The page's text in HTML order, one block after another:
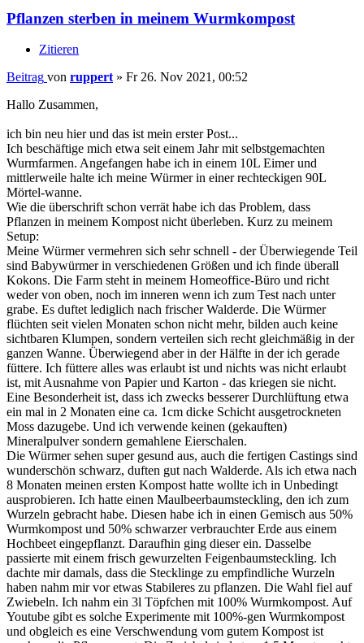
Pflanzen sterben in meinem Wurmkompost
Zitieren
Beitrag von ruppert» Fr 26. Nov 2021, 00:52
Hallo Zusammen,
ich bin neu hier und das ist mein erster Post...
Ich beschäftige mich etwa seit einem Jahr mit selbstgemachten
Wurmfarmen. Angefangen habe ich in einem 10L Eimer und
mittlerweile halte ich meine Würmer in einer rechteckigen 90L
Mörtel-wanne.
Wie die überschrift schon verrät habe ich das Problem, dass
Pflanzen in meinem Kompost nicht überleben. Kurz zu meinem
Setup:
Meine Würmer vermehren sich sehr schnell - der Überwiegende Teil
sind Babywürmer in verschiedenen Größen und ich finde überall
Kokons. Die Farm steht in meinem Homeoffice-Büro und richt
weder von oben, noch im inneren wenn ich zum Test nach unter
grabe. Es duftet lediglich nach frischer Walderde. Die Würmer
flüchten seit vielen Monaten schon nicht mehr, bilden auch keine
sichtbaren Klumpen, sondern verteilen sich recht gleichmäßig in der
ganzen Wanne. Überwiegend aber in der Hälfte in der ich gerade
füttere. Ich füttere alles was erlaubt ist und nichts was nicht erlaubt
ist, mit Ausnahme von Papier und Karton - das kriegen sie nicht.
Eine Besonderheit ist, dass ich zwecks besserer Durchlüftung etwa
ein mal in 2 Monaten eine ca. 1cm dicke Schicht ausgetrockneten
Moss dazugebe. Und ich verwende keinen (gekauften)
Mineralpulver sondern gemahlene Eierschalen.
Die Würmer sehen super gesund aus, auch die fertigen Castings sind
wunderschön schwarz, duften gut nach Walderde. Als ich etwa nach
8 Monaten meinen ersten Kompost hatte wollte ich in Unbedingt
ausprobieren. Ich hatte einen Maulbeerbaumsteckling, den ich zum
Wurzeln gebracht habe. Diesen habe ich in einen Gemisch aus 50%
Wurmkompost und 50% schwarzer verbrauchter Erde aus einem
Hochbeet eingepflanzt. Daraufhin ging dieser ein. Dasselbe
passierte mit einem frisch gewurzelten Feigenbaumsteckling. Ich
dachte mir damals, dass die Stecklinge zu empfindliche Wurzeln
haben nahm mir vor etwas Stabileres zu pflanzen. Die Wahl fiel auf
Zwiebeln. Ich nahm ein 3l Töpfchen mit 100% Wurmkompost. Auf
Youtube gibt es solche Experimente mit 100%-gen Wurmkompost
und obgleich es eine Verschwendung vom gutem Kompost ist